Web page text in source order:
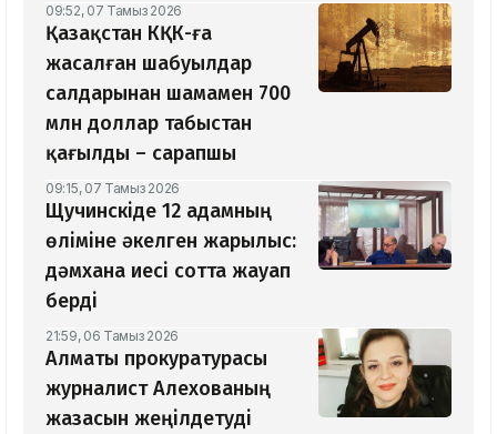
09:52, 07 Тамыз 2026
Қазақстан КҚК-ға
жасалған шабуылдар
салдарынан шамамен 700
млн доллар табыстан
қағылды – сарапшы
09:15, 07 Тамыз 2026
Щучинскіде 12 адамның
өліміне әкелген жарылыс:
дәмхана иесі сотта жауап
берді
21:59, 06 Тамыз 2026
Алматы прокуратурасы
журналист Алехованың
жазасын жеңілдетуді